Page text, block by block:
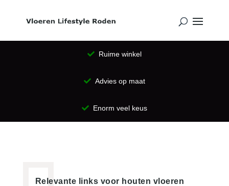
Ruime winkel
Advies op maat
Enorm veel keus
Relevante links voor houten vloeren